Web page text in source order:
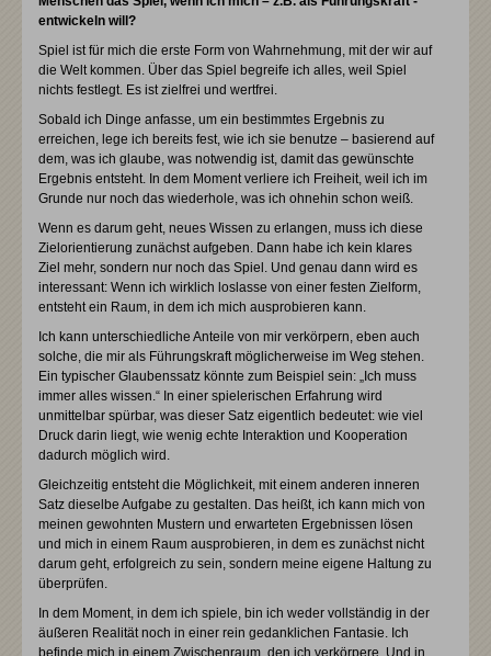
entwickeln will?
Spiel ist für mich die erste Form von Wahrnehmung, mit der wir auf
die Welt kommen. Über das Spiel begreife ich alles, weil Spiel
nichts festlegt. Es ist zielfrei und wertfrei.
Sobald ich Dinge anfasse, um ein bestimmtes Ergebnis zu
erreichen, lege ich bereits fest, wie ich sie benutze – basierend auf
dem, was ich glaube, was notwendig ist, damit das gewünschte
Ergebnis entsteht. In dem Moment verliere ich Freiheit, weil ich im
Grunde nur noch das wiederhole, was ich ohnehin schon weiß.
Wenn es darum geht, neues Wissen zu erlangen, muss ich diese
Zielorientierung zunächst aufgeben. Dann habe ich kein klares
Ziel mehr, sondern nur noch das Spiel. Und genau dann wird es
interessant: Wenn ich wirklich loslasse von einer festen Zielform,
entsteht ein Raum, in dem ich mich ausprobieren kann.
Ich kann unterschiedliche Anteile von mir verkörpern, eben auch
solche, die mir als Führungskraft möglicherweise im Weg stehen.
Ein typischer Glaubenssatz könnte zum Beispiel sein: „Ich muss
immer alles wissen.“ In einer spielerischen Erfahrung wird
unmittelbar spürbar, was dieser Satz eigentlich bedeutet: wie viel
Druck darin liegt, wie wenig echte Interaktion und Kooperation
dadurch möglich wird.
Gleichzeitig entsteht die Möglichkeit, mit einem anderen inneren
Satz dieselbe Aufgabe zu gestalten. Das heißt, ich kann mich von
meinen gewohnten Mustern und erwarteten Ergebnissen lösen
und mich in einem Raum ausprobieren, in dem es zunächst nicht
darum geht, erfolgreich zu sein, sondern meine eigene Haltung zu
überprüfen.
In dem Moment, in dem ich spiele, bin ich weder vollständig in der
äußeren Realität noch in einer rein gedanklichen Fantasie. Ich
befinde mich in einem Zwischenraum, den ich verkörpere. Und in